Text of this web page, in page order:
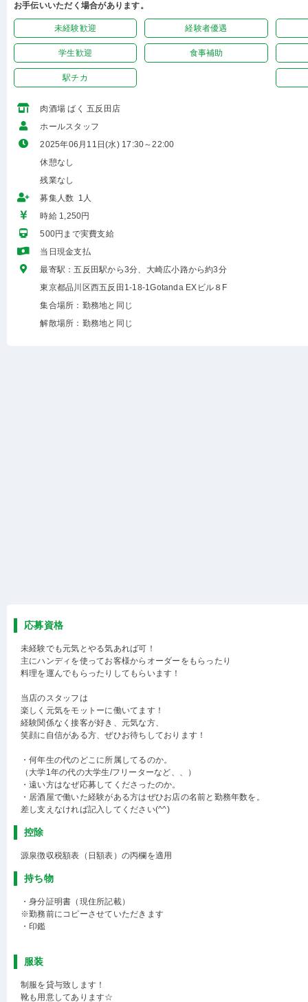
お手伝いいただく場合があります。
未経験歓迎 経験者優遇
学生歓迎 食事補助
駅チカ
肉酒場 ばく 五反田店
ホールスタッフ
2025年06月11日(水) 17:30～22:00
休憩なし
残業なし
募集人数 1人
時給 1,250円
500円まで実費支給
当日現金支払
最寄駅：五反田駅から3分、大崎広小路から約3分
東京都品川区西五反田1-18-1Gotanda EXビル８F
集合場所：勤務地と同じ
解散場所：勤務地と同じ
応募資格
未経験でも元気とやる気あれば可！
主にハンディを使ってお客様からオーダーをもらったり
料理を運んでもらったりしてもらいます！
当店のスタッフは
楽しく元気をモットーに働いてます！
経験関係なく接客が好き、元気な方、
笑顔に自信がある方、ぜひお待ちしております！
・何年生の代のどこに所属してるのか。
（大学1年の代の大学生/フリーターなど、、）
・遠い方はなぜ応募してくださったのか。
・居酒屋で働いた経験がある方はぜひお店の名前と勤務年数を。
差し支えなければ記入してください(^^)
控除
源泉徴収税額表（日額表）の丙欄を適用
持ち物
・身分証明書（現住所記載）
※勤務前にコピーさせていただきます
・印鑑
服装
制服を貸与致します！
靴も用意してあります☆